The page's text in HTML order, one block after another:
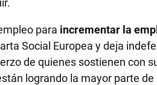
para incrementar la
Social Europea y deja
de quienes sostienen con
logrando la mayor parte